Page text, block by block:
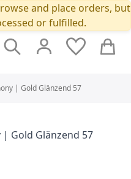
and place orders, but
or fulfilled.
Suche
Cart
| Gold Glänzend 57